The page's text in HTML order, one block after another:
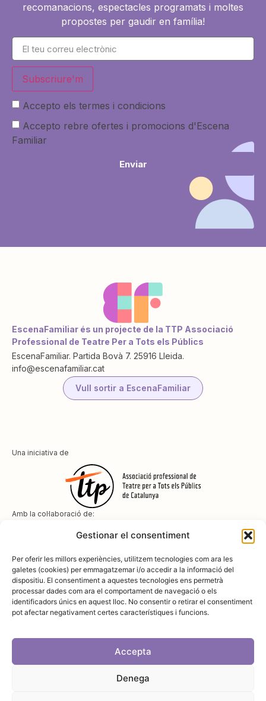
Gestionar el consentiment
Per oferir les millors experiències, utilitzem tecnologies com ara les
galetes (cookies) per emmagatzemar i/o accedir a la informació del
dispositiu. El consentiment a aquestes tecnologies ens permetrà
processar dades com ara el comportament de navegació o els
identificadors únics en aquest lloc. No consentir o retirar el consentiment
pot afectar negativament certes característiques i funcions.
Accepta
Denega
recomanacions, espectacles programats i moltes
propostes per gaudir en família!
Subscriure'm
Accepto els termes i condicions
Accepto rebre ofertes i promocions d'Escena
Familiar
Enviar
EscenaFamiliar és un projecte de la TTP Associació
Professional de Teatre Per a Tots els Públics
EscenaFamiliar. Partida Bovà 7. 25916 Lleida.
info@escenafamiliar.cat
Vull sortir a EscenaFamiliar
Una iniciativa de
Amb la col·laboració de:
Amb el suport de